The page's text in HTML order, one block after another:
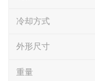
冷却方式
外形尺寸
重量